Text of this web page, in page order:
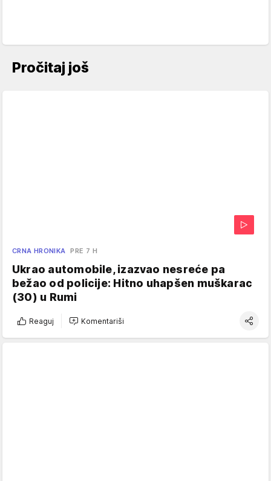
Pročitaj još
CRNA HRONIKA PRE 7 H
Ukrao automobile, izazvao nesreće pa
bežao od policije: Hitno uhapšen muškarac
(30) u Rumi
Reaguj Komentariši